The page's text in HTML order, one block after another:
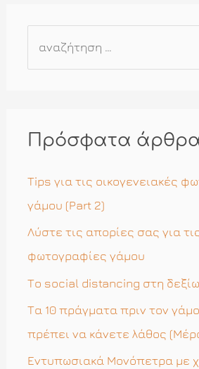
ή
η
σ
η
γ
Πρόσφατα
Tips για τις οικογενειακές
γάμου (Part 2)
Λύστε τις απορίες σας για
φωτογραφίες γάμου
Το social distancing στη
Τα 10 πράγματα πριν τον
πρέπει να κάνετε λάθος
Εντυπωσιακά Μονόπετρα με